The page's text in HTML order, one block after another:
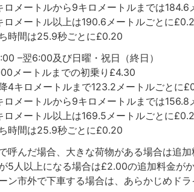
ロメートルから9キロメートルまでは
ロメートル以上は190.6メートルごとに
ち時間は25.9秒ごとに£0.20
–翌6:00及び日曜・祝日（終日）
メートルまでの初乗り£4.30
降4キロメートルまで123.2メートルごとに
ロメートルから9キロメートルまでは
ロメートル以上は169.5メートルごとに
ち時間は25.9秒ごとに£0.20
呼んだ場合、大きな荷物がある場合は追加
5人以上になる場合は£2.00の追加料金がか
ン市外で下車する場合は、あらかじめド